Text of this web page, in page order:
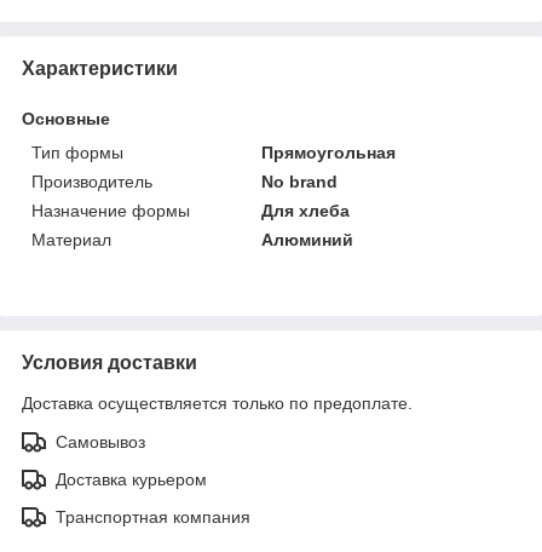
Характеристики
Основные
Тип формы
Прямоугольная
Производитель
No brand
Назначение формы
Для хлеба
Материал
Алюминий
Условия доставки
Доставка осуществляется только по предоплате.
Самовывоз
Доставка курьером
Транспортная компания